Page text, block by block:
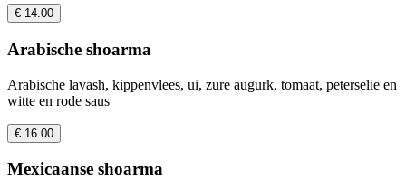
€ 14.00
Arabische shoarma
Arabische lavash, kippenvlees, ui, zure augurk, tomaat, peterselie en
witte en rode saus
€ 16.00
Mexicaanse shoarma